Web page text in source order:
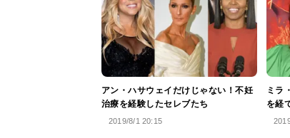
アン・ハサウェイだけじゃない！不妊
治療を経験したセレブたち
2019/8/1 20:15
ミラ
を経